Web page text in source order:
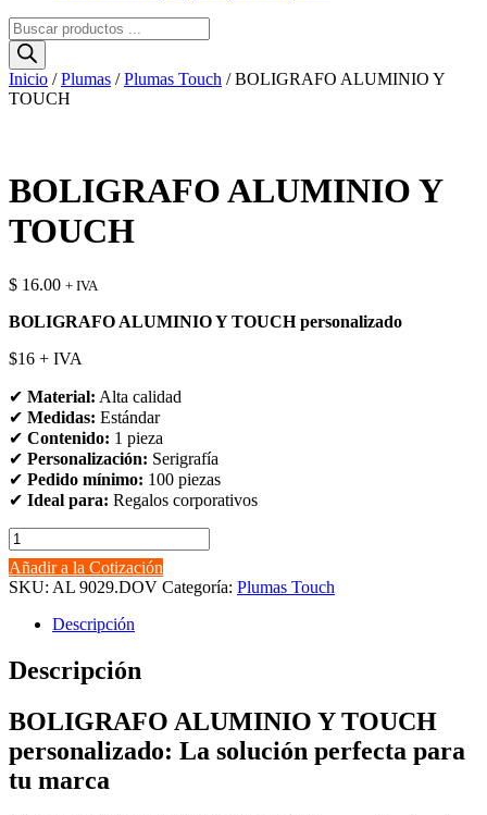
Búsqueda
de
productos
Inicio /Plumas /Plumas Touch / BOLIGRAFO ALUMINIO Y
TOUCH
BOLIGRAFO ALUMINIO Y
TOUCH
$ 16.00 + IVA
BOLIGRAFO ALUMINIO Y TOUCH personalizado
$16 + IVA
✔ Material: Alta calidad
✔ Medidas: Estándar
✔ Contenido: 1 pieza
✔ Personalización: Serigrafía
✔ Pedido mínimo: 100 piezas
✔ Ideal para: Regalos corporativos
BOLIGRAFO
ALUMINIO
Y
TOUCH
cantidad
Añadir a la Cotización
SKU: AL 9029.DOV Categoría: Plumas Touch
Descripción
Descripción
BOLIGRAFO ALUMINIO Y TOUCH
personalizado: La solución perfecta para
tu marca